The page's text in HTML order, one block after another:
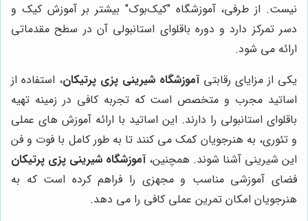
نیست. از طرفی، آموزشگاه "کیک‌بوک" بیشتر بر آموزش کیک و
دسر تمرکز دارد و دوره باقلوای استانبولی آن در سطح مقدماتی
ارائه می شود.
یکی از مزایای رقابتیآموزشگاه شیرینی پزی پرتیکان، استفاده از
اساتید مجرب و متخصص است که تجربه کافی در زمینه تهیه
باقلوای استانبولی را دارند. این اساتید با ارائه آموزش های عملی
و تئوری، به هنرجویان کمک می کنند تا به طور کامل با فوت و فن
این شیرینی آشنا شوند. همچنین،آموزشگاه شیرینی پزی پرتیکان
فضای آموزشی مناسب و مجهزی را فراهم کرده است که به
هنرجویان امکان تمرین عملی کافی را می دهد.